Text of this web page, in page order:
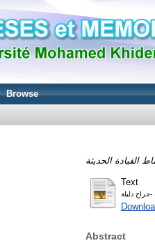
Browse
Text
Abstract